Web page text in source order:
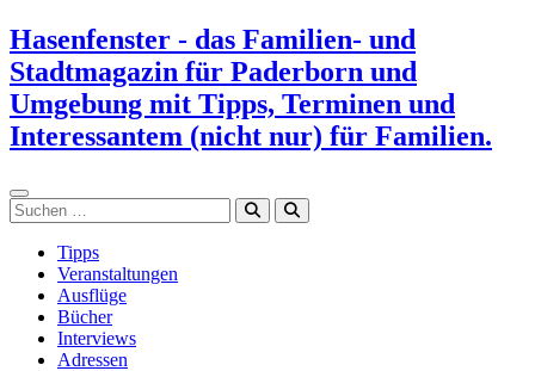
Zum
Inhalt
springen
Hasenfenster - das Familien- und
Stadtmagazin für Paderborn und
Umgebung mit Tipps, Terminen und
Interessantem (nicht nur) für Familien.
Suchen
Tipps
Veranstaltungen
Ausflüge
Bücher
Interviews
Adressen